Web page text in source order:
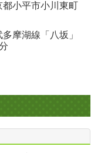
都小平市小川東町
多摩湖線「八坂」